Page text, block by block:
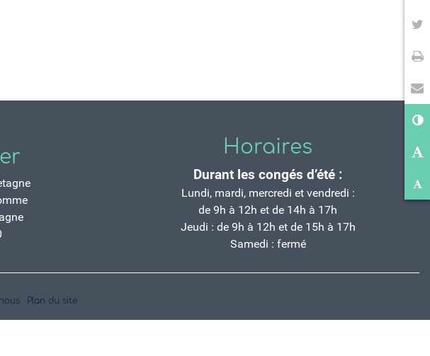
Horaires
Durant les congés d’été :
Lundi, mardi, mercredi et vendredi :
de 9h à 12h et de 14h à 17h
Jeudi : de 9h à 12h et de 15h à 17h
Samedi : fermé
Plan du site